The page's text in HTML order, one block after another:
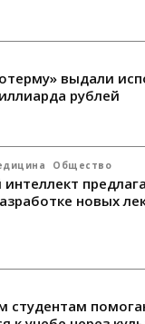
выдали
рублей
Общество
интеллект
новых
студентам